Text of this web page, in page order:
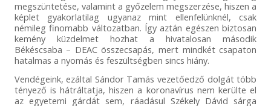
megszüntetése, valamint a győzelem megszerzése, hiszen a
képlet gyakorlatilag ugyanaz mint ellenfelünknél, csak
némileg finomabb változatban. Így aztán egészen biztosan
kemény küzdelmet hozhat a hivatalosan második
Békéscsaba – DEAC összecsapás, mert mindkét csapaton
hatalmas a nyomás és feszültségben sincs hiány.
Vendégeink, ezáltal Sándor Tamás vezetőedző dolgát több
tényező is hátráltatja, hiszen a koronavírus nem kerülte el
az egyetemi gárdát sem, ráadásul Székely Dávid sárga